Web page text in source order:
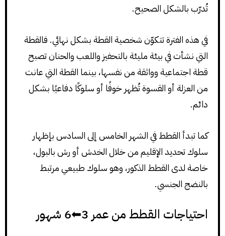
تُدرّب بالشكل الصحيح.
في هذه الفترة تتكوّن شخصية القطة بشكل نهائي. فالقطة
التي نشأت في بيئة مليئة بالتحفيز واللعب والحنان تصبح
قطة اجتماعية وواثقة من نفسها، بينما القطة التي عانت
من العزلة أو القسوة تُظهر خوفًا أو سلوكًا دفاعيًا بشكل
دائم.
كما تبدأ القطط في الشهر الخامس إلى السادس بإظهار
سلوك تحديد الإقليم من خلال الخدش أو رش بالبول،
خاصة لدى القطط الذكور، وهو سلوك طبيعي مرتبط
بالنضج الجنسي.
احتياجات القطط من عمر 3⬅6 شهور